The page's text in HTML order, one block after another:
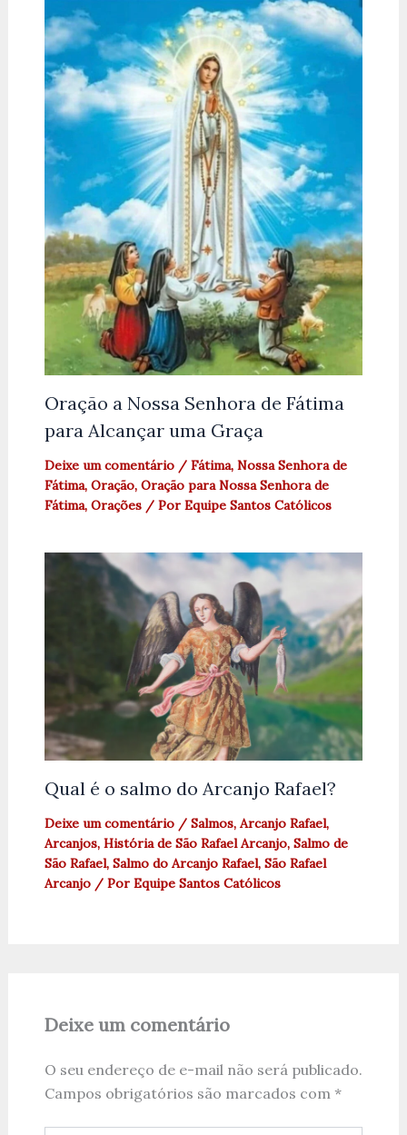
Oração a Nossa Senhora de Fátima
para Alcançar uma Graça
Deixe um comentário / Fátima, Nossa Senhora de
Fátima, Oração, Oração para Nossa Senhora de
Fátima, Orações/ Por Equipe Santos Católicos
Qual é o salmo do Arcanjo Rafael?
Deixe um comentário / Salmos, Arcanjo Rafael,
Arcanjos, História de São Rafael Arcanjo, Salmo de
São Rafael, Salmo do Arcanjo Rafael, São Rafael
Arcanjo/ Por Equipe Santos Católicos
Deixe um comentário
O seu endereço de e-mail não será publicado.
Campos obrigatórios são marcados com *